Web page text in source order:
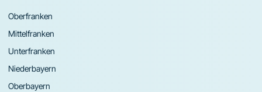
Oberfranken
Mittelfranken
Unterfranken
Niederbayern
Oberbayern